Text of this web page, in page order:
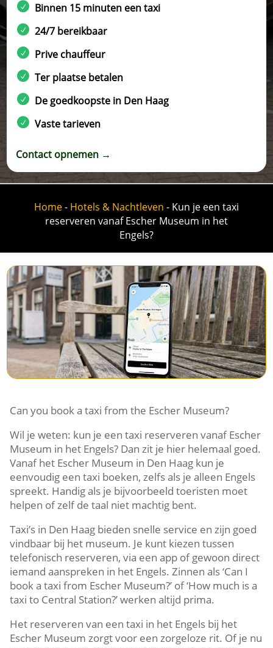
Binnen 15 minuten een taxi
24/7 bereikbaar
Prive chauffeur
Ter plaatse betalen
De goedkoopste in Den Haag
Vaste tarieven
Contact opnemen →
Home- Hotels & Nachtleven - Kun je een taxi
reserveren vanaf Escher Museum in het
Engels?
Can you book a taxi from the Escher Museum?
Wil je weten: kun je een taxi reserveren vanaf Escher
Museum in het Engels? Dan zit je hier helemaal goed.
Vanaf het Escher Museum in Den Haag kun je
eenvoudig een taxi boeken, zelfs als je alleen Engels
spreekt. Handig als je bijvoorbeeld toeristen moet
helpen of zelf de taal niet machtig bent.
Taxi’s in Den Haag bieden snelle service en zijn goed
vindbaar bij het museum. Je kunt kiezen tussen
telefonisch reserveren, via een app of gewoon direct
iemand aanspreken in het Engels. Zinnen als ‘Can I
book a taxi from Escher Museum?’ of ‘How much is a
taxi to Central Station?’ werken altijd prima.
Het reserveren van een taxi in het Engels bij het
Escher Museum zorgt voor een zorgeloze rit. Of je nu